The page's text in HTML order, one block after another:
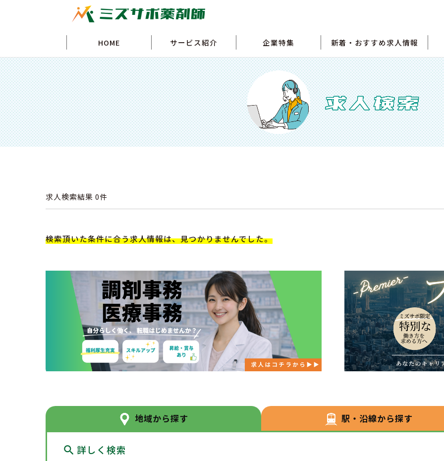
HOME サービス紹介 企業特集 新着・おすすめ求人情報
求人検索結果 0件
検索頂いた条件に合う求人情報は、見つかりませんでした。
地域から探す 駅・沿線から探す
詳しく検索